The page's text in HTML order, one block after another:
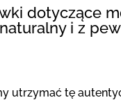
dotyczące
i z
utrzymać tę